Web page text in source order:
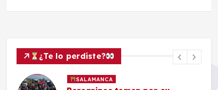
¿Te lo perdiste?
SALAMANCA